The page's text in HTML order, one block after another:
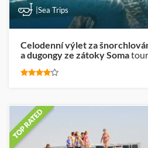
|Sea Trips
Celodenní výlet za
a dugongy ze zátoky Somatour